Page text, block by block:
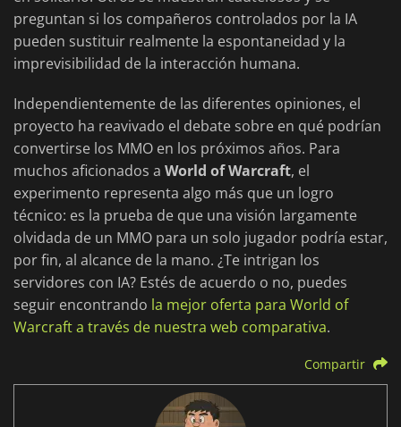
preguntan si los compañeros controlados por la IA
pueden sustituir realmente la espontaneidad y la
imprevisibilidad de la interacción humana.
Independientemente de las diferentes opiniones, el
proyecto ha reavivado el debate sobre en qué podrían
convertirse los MMO en los próximos años. Para
muchos aficionados a World of Warcraft, el
experimento representa algo más que un logro
técnico: es la prueba de que una visión largamente
olvidada de un MMO para un solo jugador podría estar,
por fin, al alcance de la mano. ¿Te intrigan los
servidores con IA? Estés de acuerdo o no, puedes
seguir encontrando la mejor oferta para World of
Warcraft a través de nuestra web comparativa.
Compartir